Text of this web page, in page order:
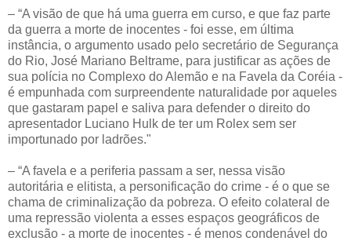
– “A visão de que há uma guerra em curso, e que faz parte
da guerra a morte de inocentes - foi esse, em última
instância, o argumento usado pelo secretário de Segurança
do Rio, José Mariano Beltrame, para justificar as ações de
sua polícia no Complexo do Alemão e na Favela da Coréia -
é empunhada com surpreendente naturalidade por aqueles
que gastaram papel e saliva para defender o direito do
apresentador Luciano Hulk de ter um Rolex sem ser
importunado por ladrões."
– “A favela e a periferia passam a ser, nessa visão
autoritária e elitista, a personificação do crime - é o que se
chama de criminalização da pobreza. O efeito colateral de
uma repressão violenta a esses espaços geográficos de
exclusão - a morte de inocentes - é menos condenável do